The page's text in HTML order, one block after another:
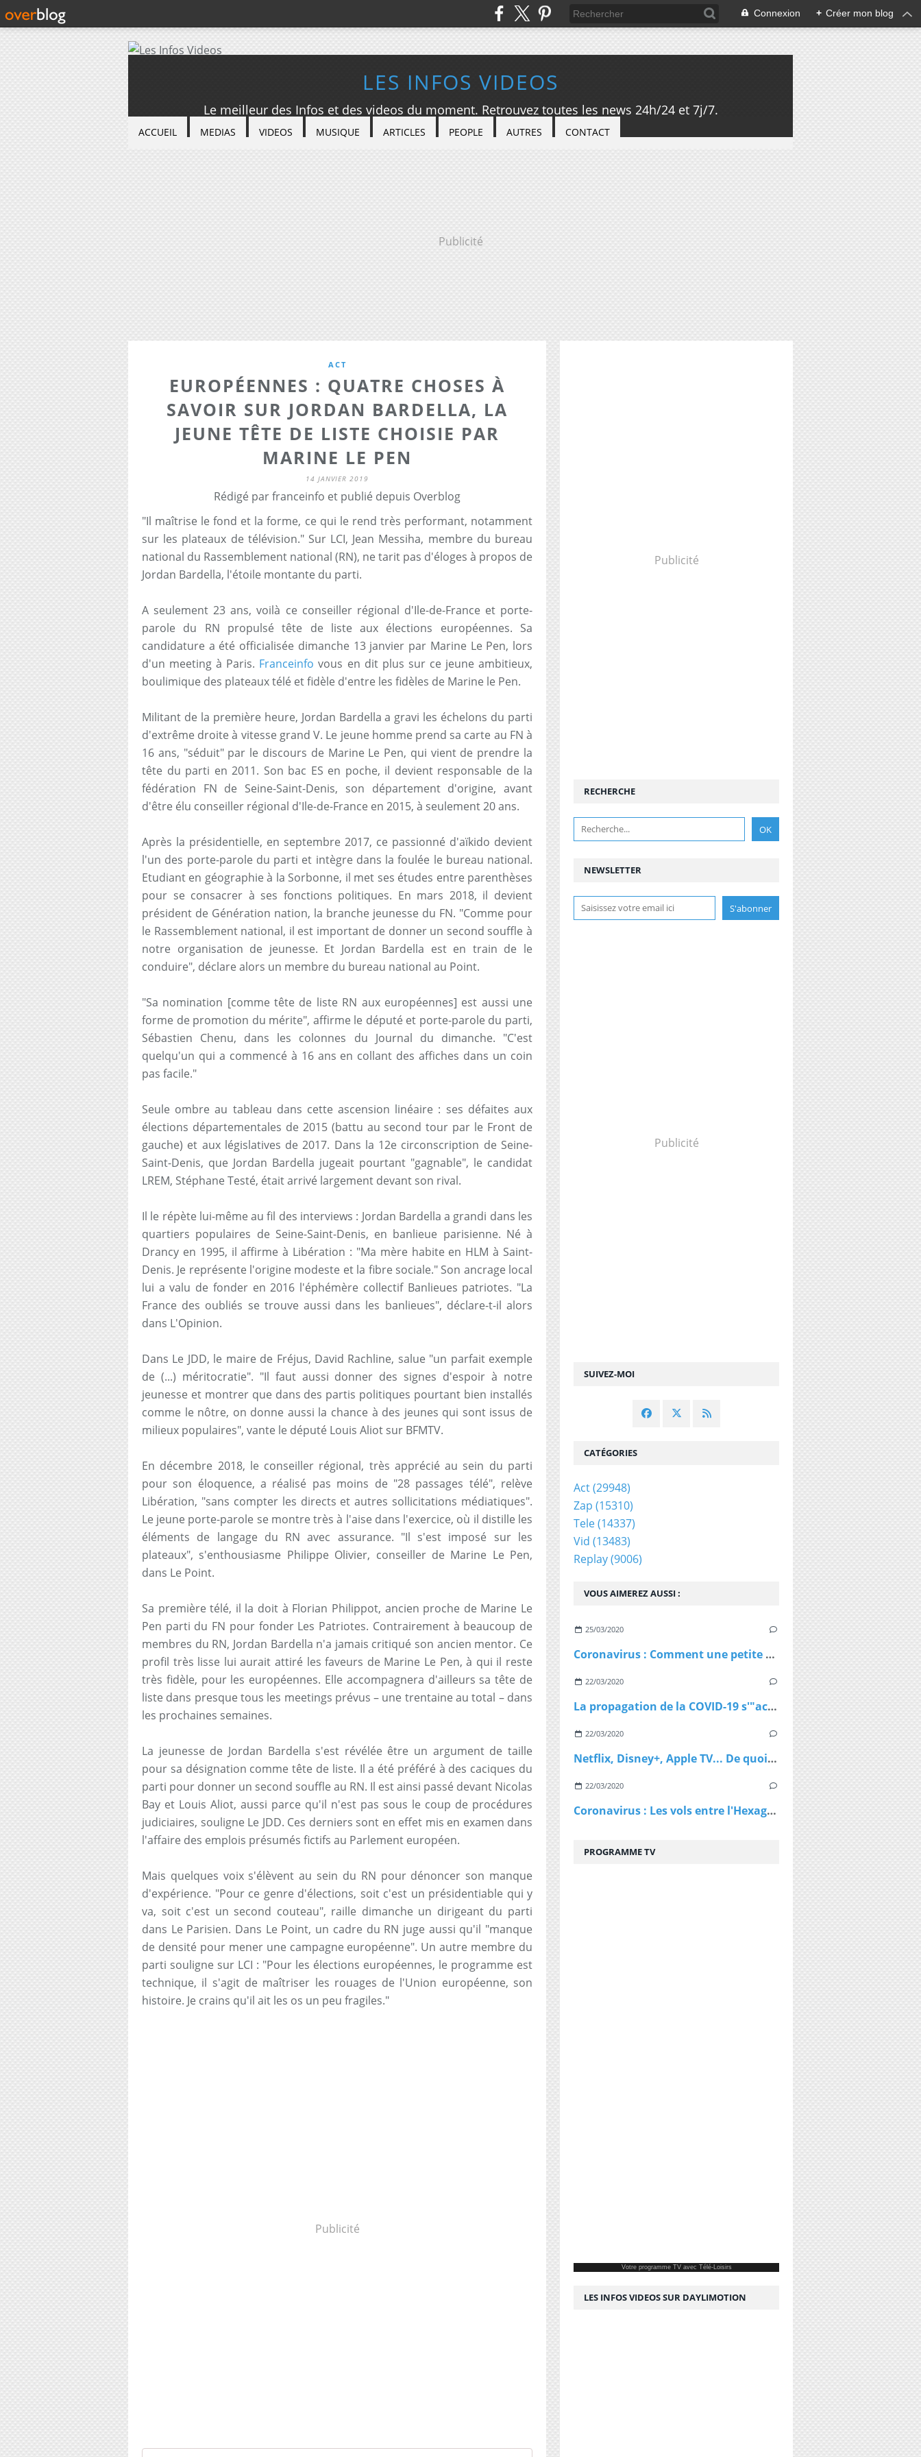
Connexion + Créer mon blog
LES INFOS VIDEOS
Le meilleur des Infos et des videos du moment. Retrouvez toutes les news 24h/24 et 7j/7.
ACCUEIL MEDIAS VIDEOS MUSIQUE ARTICLES PEOPLE AUTRES CONTACT
Publicité
ACT
EUROPÉENNES : QUATRE CHOSES À
SAVOIR SUR JORDAN BARDELLA, LA
JEUNE TÊTE DE LISTE CHOISIE PAR
MARINE LE PEN
14 JANVIER 2019
Rédigé par franceinfo et publié depuis Overblog
"Il maîtrise le fond et la forme, ce qui le rend très performant, notamment
sur les plateaux de télévision." Sur LCI, Jean Messiha, membre du bureau
national du Rassemblement national (RN), ne tarit pas d'éloges à propos de
Jordan Bardella, l'étoile montante du parti.
A seulement 23 ans, voilà ce conseiller régional d'Ile-de-France et porte-
parole du RN propulsé tête de liste aux élections européennes. Sa
candidature a été officialisée dimanche 13 janvier par Marine Le Pen, lors
d'un meeting à Paris. Franceinfo vous en dit plus sur ce jeune ambitieux,
boulimique des plateaux télé et fidèle d'entre les fidèles de Marine le Pen.
Militant de la première heure, Jordan Bardella a gravi les échelons du parti
d'extrême droite à vitesse grand V. Le jeune homme prend sa carte au FN à
16 ans, "séduit" par le discours de Marine Le Pen, qui vient de prendre la
tête du parti en 2011. Son bac ES en poche, il devient responsable de la
fédération FN de Seine-Saint-Denis, son département d'origine, avant
d'être élu conseiller régional d'Ile-de-France en 2015, à seulement 20 ans.
Après la présidentielle, en septembre 2017, ce passionné d'aïkido devient
l'un des porte-parole du parti et intègre dans la foulée le bureau national.
Etudiant en géographie à la Sorbonne, il met ses études entre parenthèses
pour se consacrer à ses fonctions politiques. En mars 2018, il devient
président de Génération nation, la branche jeunesse du FN. "Comme pour
le Rassemblement national, il est important de donner un second souffle à
notre organisation de jeunesse. Et Jordan Bardella est en train de le
conduire", déclare alors un membre du bureau national au Point.
"Sa nomination [comme tête de liste RN aux européennes] est aussi une
forme de promotion du mérite", affirme le député et porte-parole du parti,
Sébastien Chenu, dans les colonnes du Journal du dimanche. "C'est
quelqu'un qui a commencé à 16 ans en collant des affiches dans un coin
pas facile."
Seule ombre au tableau dans cette ascension linéaire : ses défaites aux
élections départementales de 2015 (battu au second tour par le Front de
gauche) et aux législatives de 2017. Dans la 12e circonscription de Seine-
Saint-Denis, que Jordan Bardella jugeait pourtant "gagnable", le candidat
LREM, Stéphane Testé, était arrivé largement devant son rival.
Il le répète lui-même au fil des interviews : Jordan Bardella a grandi dans les
quartiers populaires de Seine-Saint-Denis, en banlieue parisienne. Né à
Drancy en 1995, il affirme à Libération : "Ma mère habite en HLM à Saint-
Denis. Je représente l'origine modeste et la fibre sociale." Son ancrage local
lui a valu de fonder en 2016 l'éphémère collectif Banlieues patriotes. "La
France des oubliés se trouve aussi dans les banlieues", déclare-t-il alors
dans L'Opinion.
Dans Le JDD, le maire de Fréjus, David Rachline, salue "un parfait exemple
de (...) méritocratie". "Il faut aussi donner des signes d'espoir à notre
jeunesse et montrer que dans des partis politiques pourtant bien installés
comme le nôtre, on donne aussi la chance à des jeunes qui sont issus de
milieux populaires", vante le député Louis Aliot sur BFMTV.
En décembre 2018, le conseiller régional, très apprécié au sein du parti
pour son éloquence, a réalisé pas moins de "28 passages télé", relève
Libération, "sans compter les directs et autres sollicitations médiatiques".
Le jeune porte-parole se montre très à l'aise dans l'exercice, où il distille les
éléments de langage du RN avec assurance. "Il s'est imposé sur les
plateaux", s'enthousiasme Philippe Olivier, conseiller de Marine Le Pen,
dans Le Point.
Sa première télé, il la doit à Florian Philippot, ancien proche de Marine Le
Pen parti du FN pour fonder Les Patriotes. Contrairement à beaucoup de
membres du RN, Jordan Bardella n'a jamais critiqué son ancien mentor. Ce
profil très lisse lui aurait attiré les faveurs de Marine Le Pen, à qui il reste
très fidèle, pour les européennes. Elle accompagnera d'ailleurs sa tête de
liste dans presque tous les meetings prévus – une trentaine au total – dans
les prochaines semaines.
La jeunesse de Jordan Bardella s'est révélée être un argument de taille
pour sa désignation comme tête de liste. Il a été préféré à des caciques du
parti pour donner un second souffle au RN. Il est ainsi passé devant Nicolas
Bay et Louis Aliot, aussi parce qu'il n'est pas sous le coup de procédures
judiciaires, souligne Le JDD. Ces derniers sont en effet mis en examen dans
l'affaire des emplois présumés fictifs au Parlement européen.
Mais quelques voix s'élèvent au sein du RN pour dénoncer son manque
d'expérience. "Pour ce genre d'élections, soit c'est un présidentiable qui y
va, soit c'est un second couteau", raille dimanche un dirigeant du parti
dans Le Parisien. Dans Le Point, un cadre du RN juge aussi qu'il "manque
de densité pour mener une campagne européenne". Un autre membre du
parti souligne sur LCI : "Pour les élections européennes, le programme est
technique, il s'agit de maîtriser les rouages de l'Union européenne, son
histoire. Je crains qu'il ait les os un peu fragiles."
Publicité
Publicité
NEWSLETTER
SUIVEZ-MOI
RECHERCHE
Publicité
VOUS AIMEREZ AUSSI :
25/03/2020
Coronavirus : Comment une petite station de ski autrichienne a accéléré la propagation du virus
22/03/2020
La propagation de la COVID-19 s'"accélère" au Royaume-Uni
22/03/2020
Netflix, Disney+, Apple TV... De quoi passer du bon temps pendant le confinement
22/03/2020
Coronavirus : Les vols entre l'Hexagone et l'Outre-Mer interdits dès lundi
CATÉGORIES
Act(29948)
Zap (15310)
Tele(14337)
Vid (13483)
Replay(9006)
PROGRAMME TV
Votre programme TVavec Télé-Loisirs
LES INFOS VIDEOS SUR DAYLIMOTION